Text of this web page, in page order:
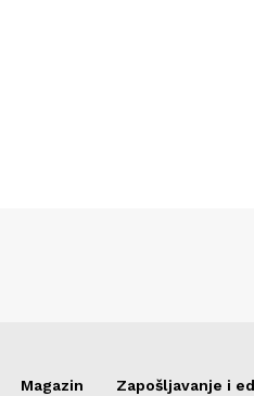
Magazin Zapošljavanje i